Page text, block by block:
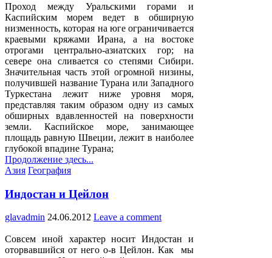
Проход между Уральскими горами и
Каспийским морем ведет в обширную
низменность, которая на юге ограничивается
краевыми кряжами Ирана, а на востоке
отрогами центрально-азиатских гор; на
севере она сливается со степями Сибири.
Значительная часть этой огромной низины,
получившей название Турана или Западного
Туркестана лежит ниже уровня моря,
представляя таким образом одну из самых
обширных вдавленностей на поверхности
земли. Каспийское море, занимающее
площадь равную Швеции, лежит в наиболее
глубокой впадине Турана;
Продолжение здесь...
Posted
Азия География
Индостан и Цейлон
glavadmin 24.06.2012 Leave a comment
Совсем иной характер носит Индостан и
оторвавшийся от него о-в Цейлон. Как мы